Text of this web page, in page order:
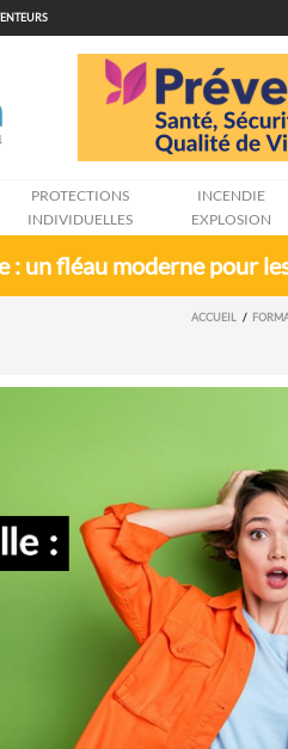
PROTECTIONS
INDIVIDUELLES
INCENDIE
EXPLOSION
un fléau moderne pour
ACCUEIL